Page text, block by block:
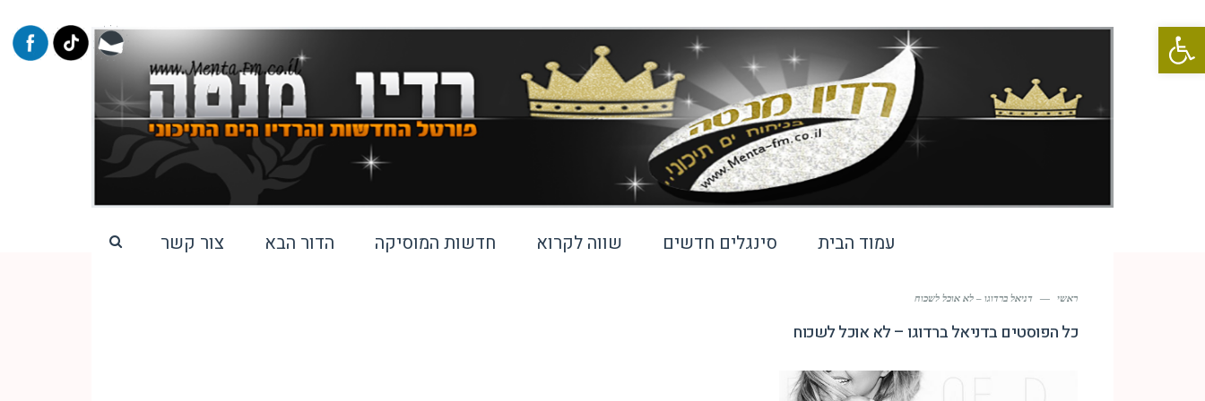
פתח סרגל נגישות
עמוד הבית סינגלים חדשים שווה לקרוא חדשות המוסיקה הדור הבא צור קשר
ראשי — דניאל ברדוגו – לא אוכל לשכוח
כל הפוסטים בדניאל ברדוגו – לא אוכל לשכוח